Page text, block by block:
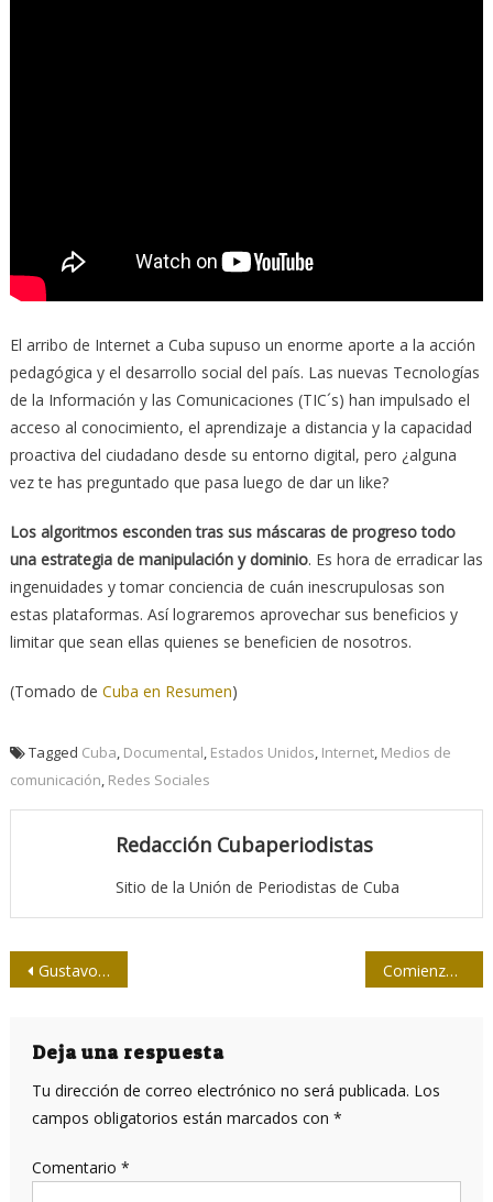
El arribo de Internet a Cuba supuso un enorme aporte a la acción
pedagógica y el desarrollo social del país. Las nuevas Tecnologías
de la Información y las Comunicaciones (TIC´s) han impulsado el
acceso al conocimiento, el aprendizaje a distancia y la capacidad
proactiva del ciudadano desde su entorno digital, pero ¿alguna
vez te has preguntado que pasa luego de dar un like?
Los algoritmos esconden tras sus máscaras de progreso todo
una estrategia de manipulación y dominio. Es hora de erradicar las
ingenuidades y tomar conciencia de cuán inescrupulosas son
estas plataformas. Así lograremos aprovechar sus beneficios y
limitar que sean ellas quienes se beneficien de nosotros.
(Tomado de Cuba en Resumen)
Tagged Cuba Documental Estados Unidos Internet, Medios de
comunicación Redes Sociales
Redacción Cubaperiodistas
Sitio de la Unión de Periodistas de Cuba
Navegación
entradas
Gustavo Sierra: un científico eminente, un revolucionario y un político Comienza este miércoles intervención sanitaria con candidato vacunal Abdala en cuatro municipios habaneros
Deja una respuesta
Tu dirección de correo electrónico no será publicada. Los
campos obligatorios están marcados con *
Comentario *